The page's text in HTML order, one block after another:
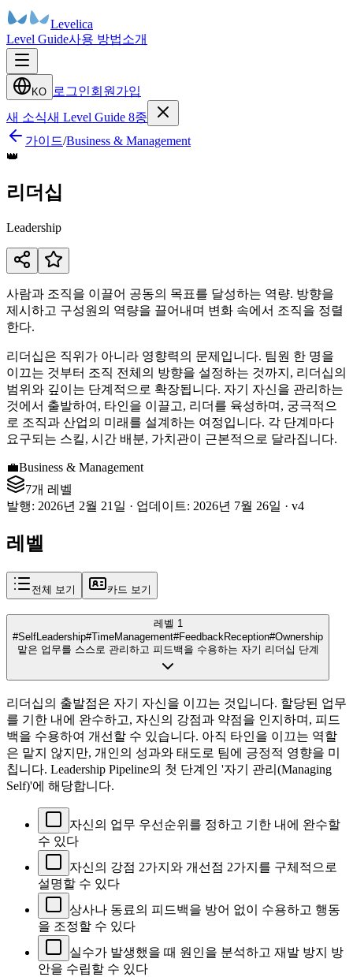
Levelica
Level Guide사용 방법소개
KO 로그인회원가입
새 소식새 Level Guide 8종
가이드/Business & Management
👑
리더십
Leadership
사람과 조직을 이끌어 공동의 목표를 달성하는 역량. 방향을
제시하고 구성원의 역량을 끌어내며 변화 속에서 조직을 정렬
한다.
리더십은 직위가 아니라 영향력의 문제입니다. 팀원 한 명을
이끄는 것부터 조직 전체의 방향을 설정하는 것까지, 리더십의
범위와 깊이는 단계적으로 확장됩니다. 자기 자신을 관리하는
것에서 출발하여, 타인을 이끌고, 리더를 육성하며, 궁극적으
로 조직과 산업의 미래를 설계하는 여정입니다. 각 단계마다
요구되는 스킬, 시간 배분, 가치관이 근본적으로 달라집니다.
💼Business & Management
7개 레벨
발행: 2026년 2월 21일 · 업데이트: 2026년 7월 26일 · v4
레벨
전체 보기 카드 보기
레벨 1
#SelfLeadership#TimeManagement#FeedbackReception#Ownership
맡은 업무를 스스로 관리하고 피드백을 수용하는 자기 리더십 단계
리더십의 출발점은 자기 자신을 이끄는 것입니다. 할당된 업무
를 기한 내에 완수하고, 자신의 강점과 약점을 인지하며, 피드
백을 수용하여 개선할 수 있습니다. 아직 타인을 이끄는 역할
은 맡지 않지만, 개인의 성과와 태도로 팀에 긍정적 영향을 미
칩니다. Leadership Pipeline의 첫 단계인 '자기 관리(Managing
Self)'에 해당합니다.
자신의 업무 우선순위를 정하고 기한 내에 완수할
수 있다
자신의 강점 2가지와 개선점 2가지를 구체적으로
설명할 수 있다
상사나 동료의 피드백을 방어 없이 수용하고 행동
을 조정할 수 있다
실수가 발생했을 때 원인을 분석하고 재발 방지 방
안을 수립할 수 있다